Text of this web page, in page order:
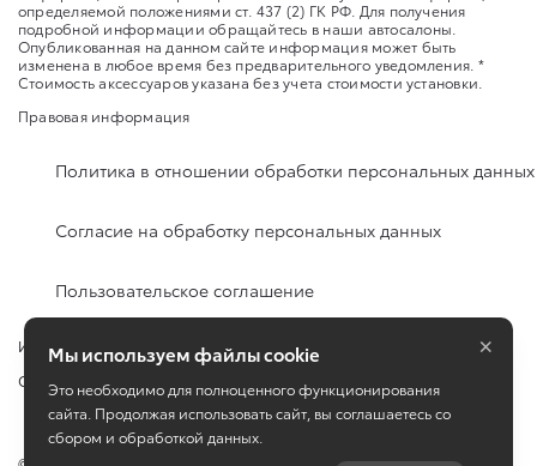
определяемой положениями ст. 437 (2) ГК РФ. Для получения
подробной информации обращайтесь в наши автосалоны.
Опубликованная на данном сайте информация может быть
изменена в любое время без предварительного уведомления. *
Стоимость аксессуаров указана без учета стоимости установки.
Правовая информация
Политика в отношении обработки персональных данных
Согласие на обработку персональных данных
Пользовательское соглашение
Изменить настройку cookies
Сбросить cookie
Мы используем файлы cookie
Это необходимо для полноценного функционирования
сайта. Продолжая использовать сайт, вы соглашаетесь со
сбором и обработкой данных.
×